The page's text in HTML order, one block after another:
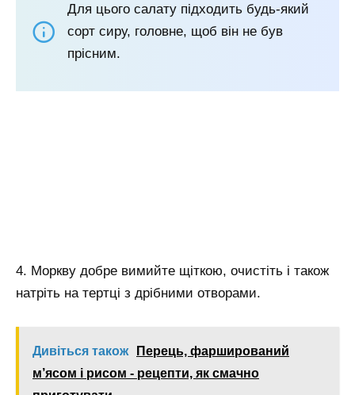
Для цього салату підходить будь-який
сорт сиру, головне, щоб він не був
прісним.
4. Моркву добре вимийте щіткою, очистіть і також
натріть на тертці з дрібними отворами.
Дивіться також
Перець, фарширований
м’ясом і рисом - рецепти, як смачно